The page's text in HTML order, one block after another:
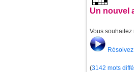
Un nouvel
Vous souhaitez
(3142 mots